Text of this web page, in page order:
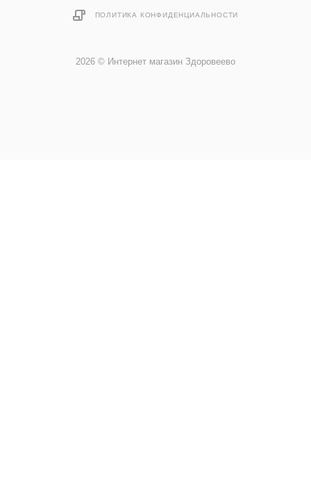
ПОЛИТИКА КОНФИДЕНЦИАЛЬНОСТИ
2026 © Интернет магазин Здоровеево